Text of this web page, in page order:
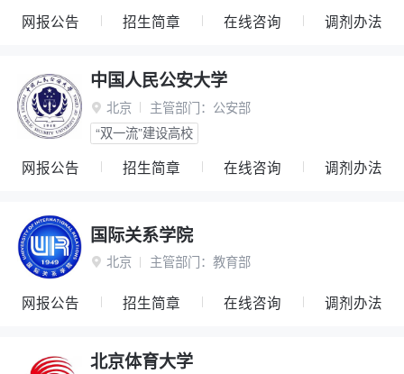
网报公告 招生简章 在线咨询 调剂办法
中国人民公安大学
 北京 主管部门： 公安部
“双一流”建设高校
网报公告 招生简章 在线咨询 调剂办法
国际关系学院
 北京 主管部门： 教育部
网报公告 招生简章 在线咨询 调剂办法
北京体育大学